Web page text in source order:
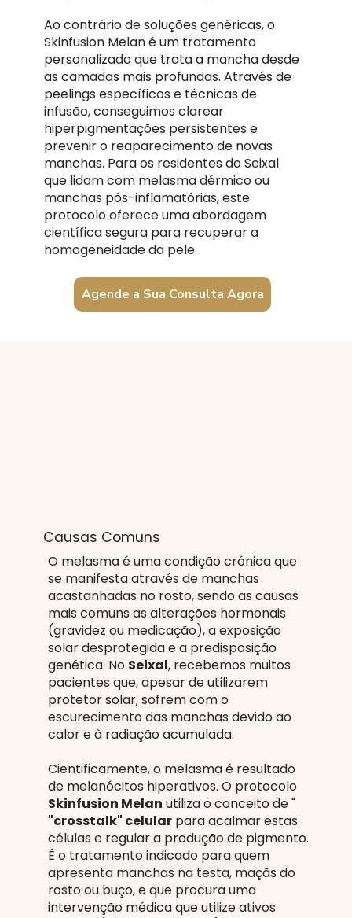
Ao contrário de soluções genéricas, o
Skinfusion Melan é um tratamento
personalizado que trata a mancha desde
as camadas mais profundas. Através de
peelings específicos e técnicas de
infusão, conseguimos clarear
hiperpigmentações persistentes e
prevenir o reaparecimento de novas
manchas. Para os residentes do Seixal
que lidam com melasma dérmico ou
manchas pós-inflamatórias, este
protocolo oferece uma abordagem
científica segura para recuperar a
homogeneidade da pele.
Agende a Sua Consulta Agora
Causas Comuns
O melasma é uma condição crónica que
se manifesta através de manchas
acastanhadas no rosto, sendo as causas
mais comuns as alterações hormonais
(gravidez ou medicação), a exposição
solar desprotegida e a predisposição
genética. No Seixal, recebemos muitos
pacientes que, apesar de utilizarem
protetor solar, sofrem com o
escurecimento das manchas devido ao
calor e à radiação acumulada.
Cientificamente, o melasma é resultado
de melanócitos hiperativos. O protocolo
Skinfusion Melan utiliza o conceito de "
"crosstalk" celularpara acalmar estas
células e regular a produção de pigmento.
É o tratamento indicado para quem
apresenta manchas na testa, maçãs do
rosto ou buço, e que procura uma
intervenção médica que utilize ativos